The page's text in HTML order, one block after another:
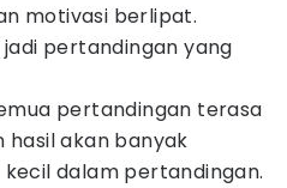
motivasi berlipat.
pertandingan yang
pertandingan terasa
hasil akan banyak
dalam pertandingan.